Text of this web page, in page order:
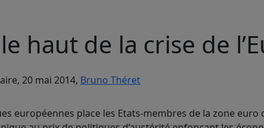
haut de la crise de
20 mai 2014, Bruno Théret
européennes place les Etats-membres de la zone